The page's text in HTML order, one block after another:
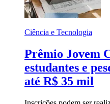
Ciência e Tecnologia
Prêmio Jovem
estudantes e
até R$ 35 mil